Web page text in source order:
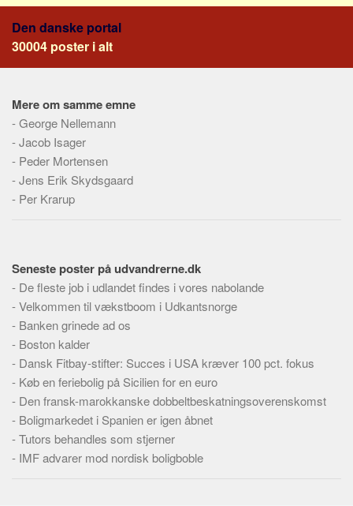
Emner
Skribenter
Personer
Kilder
Om
Webstedet
Forhistorien
Bannere
Hjælp
Den danske portal
30004 poster i alt
Mere om samme emne
-George Nellemann
-Jacob Isager
- Peder Mortensen
-Jens Erik Skydsgaard
- Per Krarup
Seneste poster på udvandrerne.dk
- De fleste job i udlandet findes i vores nabolande
-Velkommen til vækstboom i Udkantsnorge
- Banken grinede ad os
- Boston kalder
- Dansk Fitbay-stifter: Succes i USA kræver 100 pct. fokus
- Køb en feriebolig på Sicilien for en euro
- Den fransk-marokkanske dobbeltbeskatningsoverenskomst
- Boligmarkedet i Spanien er igen åbnet
-Tutors behandles som stjerner
- IMF advarer mod nordisk boligboble